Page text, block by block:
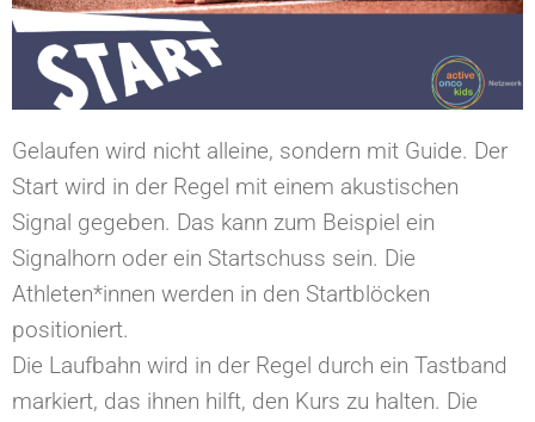
Gelaufen wird nicht alleine, sondern mit Guide. Der
Start wird in der Regel mit einem akustischen
Signal gegeben. Das kann zum Beispiel ein
Signalhorn oder ein Startschuss sein. Die
Athleten*innen werden in den Startblöcken
positioniert.
Die Laufbahn wird in der Regel durch ein Tastband
markiert, das ihnen hilft, den Kurs zu halten. Die